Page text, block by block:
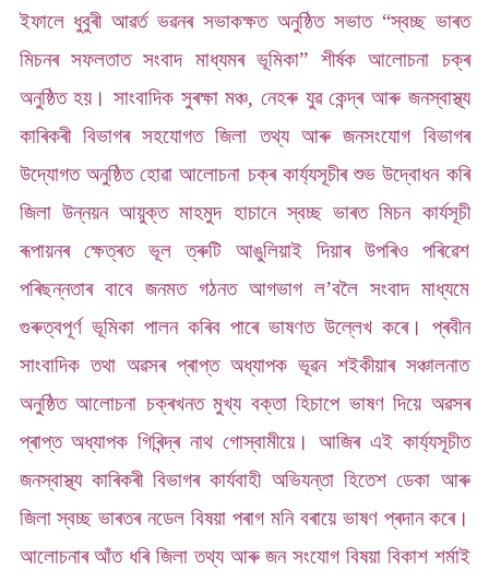
ইফালে ধুবুৰী আৱৰ্ত ভৱনৰ সভাকক্ষত অনুষ্ঠিত সভাত “স্বচ্ছ ভাৰত
মিচনৰ সফলতাত সংবাদ মাধ্যমৰ ভূমিকা” শীৰ্ষক আলোচনা চক্ৰ
অনুষ্ঠিত হয়। সাংবাদিক সুৰক্ষা মঞ্চ, নেহৰু যুৱ কেন্দ্ৰ আৰু জনস্বাস্থ্য
কাৰিকৰী বিভাগৰ সহযোগত জিলা তথ্য আৰু জনসংযোগ বিভাগৰ
উদ্যোগত অনুষ্ঠিত হোৱা আলোচনা চক্ৰ কাৰ্য্যসূচীৰ শুভ উদ্বোধন কৰি
জিলা উন্নয়ন আয়ুক্ত মাহমুদ হাচানে স্বচ্ছ ভাৰত মিচন কাৰ্যসূচী
ৰূপায়নৰ ক্ষেত্ৰত ভূল ত্ৰুটি আঙুলিয়াই দিয়াৰ উপৰিও পৰিৱেশ
পৰিছন্নতাৰ বাবে জনমত গঠনত আগভাগ ল’বলৈ সংবাদ মাধ্যমে
গুৰুত্বপূৰ্ণ ভূমিকা পালন কৰিব পাৰে ভাষণত উল্লেখ কৰে। প্ৰবীন
সাংবাদিক তথা অৱসৰ প্ৰাপ্ত অধ্যাপক ভূৱন শইকীয়াৰ সঞ্চালনাত
অনুষ্ঠিত আলোচনা চক্ৰখনত মুখ্য বক্তা হিচাপে ভাষণ দিয়ে অৱসৰ
প্ৰাপ্ত অধ্যাপক গিৰিন্দ্ৰ নাথ গোস্বামীয়ে। আজিৰ এই কাৰ্য্যসূচীত
জনস্বাস্থ্য কাৰিকৰী বিভাগৰ কাৰ্যবাহী অভিযন্তা হিতেশ ডেকা আৰু
জিলা স্বচ্ছ ভাৰতৰ নডেল বিষয়া পৰাগ মনি বৰায়ে ভাষণ প্ৰদান কৰে।
আলোচনাৰ আঁত ধৰি জিলা তথ্য আৰু জন সংযোগ বিষয়া বিকাশ শৰ্মাই